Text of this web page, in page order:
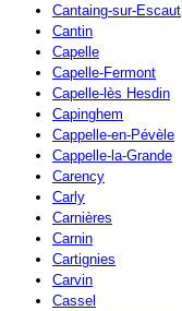
Cantaing-sur-Escaut
Cantin
Capelle
Capelle-Fermont
Capelle-lès Hesdin
Capinghem
Cappelle-en-Pévèle
Cappelle-la-Grande
Carency
Carly
Carnières
Carnin
Cartignies
Carvin
Cassel